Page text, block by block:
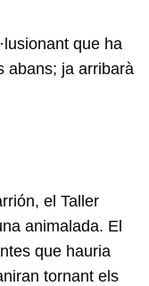
que ha
abans; ja arribarà
el Taller
animalada. El
que hauria
tornant els